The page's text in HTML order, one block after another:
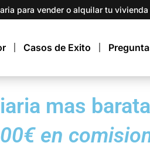
para vender o alquilar tu vivienda
Casos de Exito
mas
en